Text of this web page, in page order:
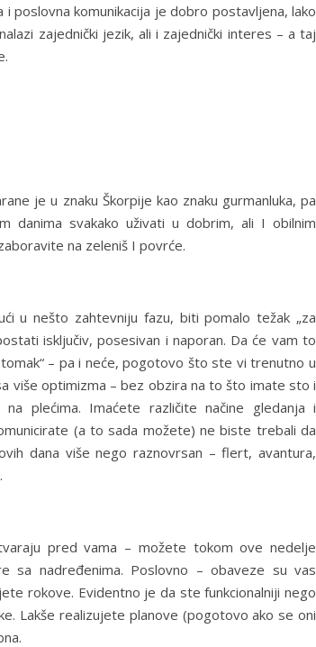
i poslovna komunikacija je dobro postavljena, lako
zajednički jezik, ali i zajednički interes – a taj
je u znaku Škorpije kao znaku gurmanluka, pa
danima svakako uživati u dobrim, ali I obilnim
na zeleniš I povrće.
u nešto zahtevniju fazu, biti pomalo težak „za
isključiv, posesivan i naporan. Da će vam to
– pa i neće, pogotovo što ste vi trenutno u
više optimizma – bez obzira na to što imate sto i
na plećima. Imaćete različite načine gledanja i
(a to sada možete) ne biste trebali da
dana više nego raznovrsan – flert, avantura,
pred vama – možete tokom ove nedelje
sa nadređenima. Poslovno – obaveze su vas
rokove. Evidentno je da ste funkcionalniji nego
Lakše realizujete planove (pogotovo ako se oni